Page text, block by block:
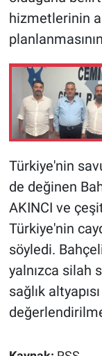
hizmetlerinin
Türkiye'nin
de değinen
AKINCI ve
Türkiye'nin
söyledi.
yalnızca silah
sağlık